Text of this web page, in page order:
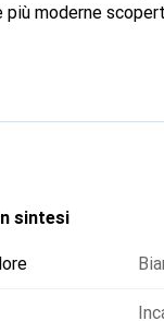
moderne
discretamente
un pulsante - o
sintesi